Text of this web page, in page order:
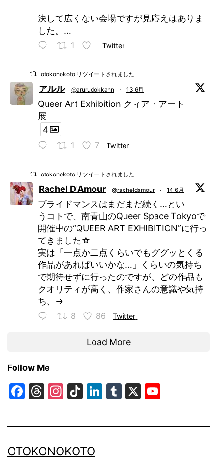
決して広くない会場ですが見応えはありま
した。…
1 Twitter
otokonokoto リツイートされました
アルル @arurudokkann · 13 6月
Queer Art Exhibition クィア・アート
展
4
1 7 Twitter
otokonokoto リツイートされました
Rachel D'Amour @racheldamour · 14 6月
プライドマンスはまだまだ続く…とい
うコトで、南青山のQueer Space Tokyoで
開催中の“QUEER ART EXHIBITION”に行っ
てきました☆
実は「一点か二点くらいでもググッとくる
作品があればいいかな…」くらいの気持ち
で期待せずに行ったのですが、どの作品も
クオリティが高く、作家さんの意識や気持
ち、→
8 86 Twitter
Load More
Follow Me
Facebook
Threads
Instagram
TikTok
LinkedIn
Tumblr
X
OTOKONOKOTO